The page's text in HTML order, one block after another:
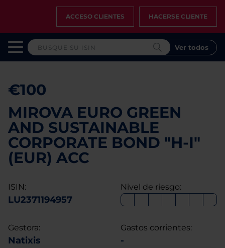
ACCESO CLIENTES HACERSE CLIENTE
Ver todos
€100
MIROVA EURO GREEN
AND SUSTAINABLE
CORPORATE BOND "H-I"
(EUR) ACC
ISIN:
LU2371194957
Nivel de riesgo:
Gestora:
Natixis
Gastos corrientes:
-